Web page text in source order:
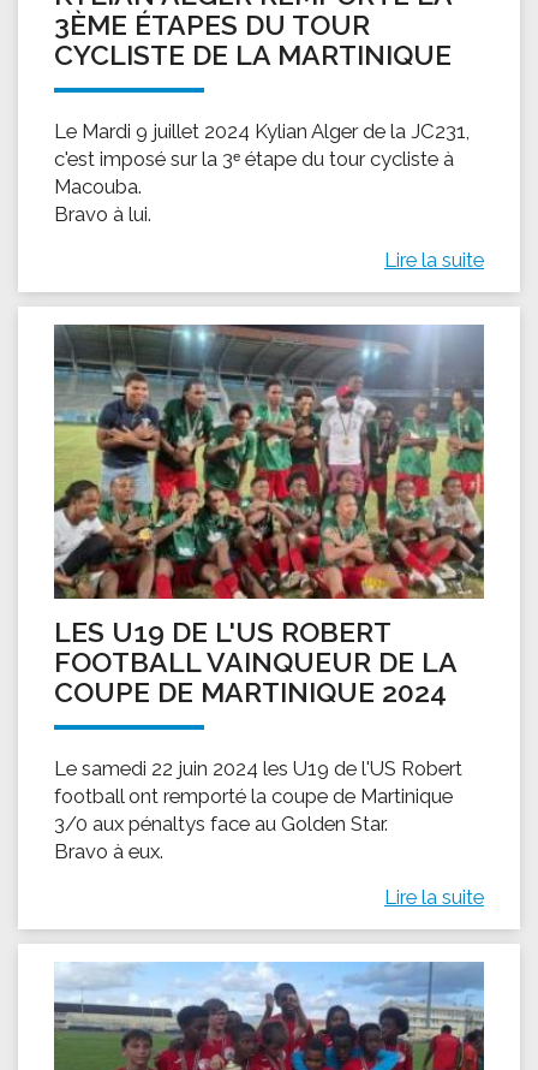
3ÈME ÉTAPES DU TOUR
CYCLISTE DE LA MARTINIQUE
Le Mardi 9 juillet 2024 Kylian Alger de la JC231,
c'est imposé sur la 3ᵉ étape du tour cycliste à
Macouba.
Bravo à lui.
Lire la suite
LES U19 DE L'US ROBERT
FOOTBALL VAINQUEUR DE LA
COUPE DE MARTINIQUE 2024
Le samedi 22 juin 2024 les U19 de l'US Robert
football ont remporté la coupe de Martinique
3/0 aux pénaltys face au Golden Star.
Bravo à eux.
Lire la suite